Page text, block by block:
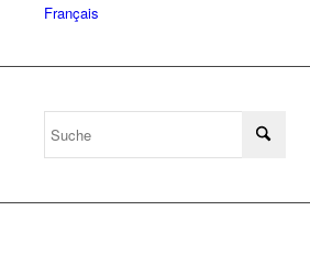
Français